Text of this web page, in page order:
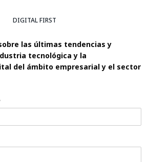
DIGITAL FIRST
las últimas tendencias y
tecnológica y la
del ámbito empresarial y el sector